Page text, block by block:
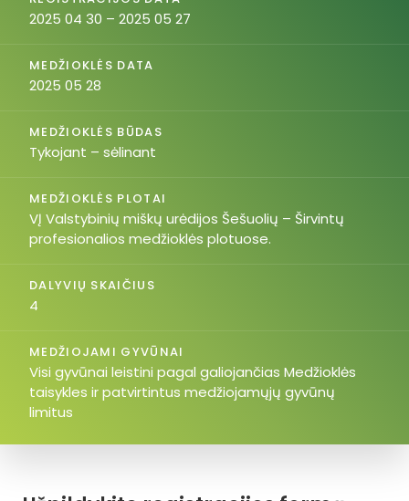
2025 04 30 – 2025 05 27
MEDŽIOKLĖS DATA
2025 05 28
MEDŽIOKLĖS BŪDAS
Tykojant – sėlinant
MEDŽIOKLĖS PLOTAI
VĮ Valstybinių miškų urėdijos Šešuolių – Širvintų
profesionalios medžioklės plotuose.
DALYVIŲ SKAIČIUS
4
MEDŽIOJAMI GYVŪNAI
Visi gyvūnai leistini pagal galiojančias Medžioklės
taisykles ir patvirtintus medžiojamųjų gyvūnų
limitus